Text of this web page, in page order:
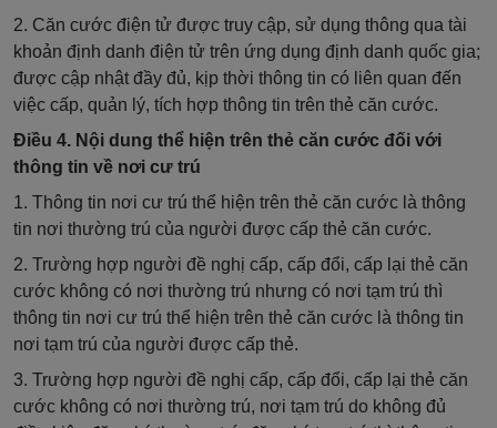
2. Căn cước điện tử được truy cập, sử dụng thông qua tài
khoản định danh điện tử trên ứng dụng định danh quốc gia;
được cập nhật đầy đủ, kịp thời thông tin có liên quan đến
việc cấp, quản lý, tích hợp thông tin trên thẻ căn cước.
Điều 4. Nội dung thể hiện trên thẻ căn cước đối với
thông tin về nơi cư trú
1. Thông tin nơi cư trú thể hiện trên thẻ căn cước là thông
tin nơi thường trú của người được cấp thẻ căn cước.
2. Trường hợp người đề nghị cấp, cấp đổi, cấp lại thẻ căn
cước không có nơi thường trú nhưng có nơi tạm trú thì
thông tin nơi cư trú thể hiện trên thẻ căn cước là thông tin
nơi tạm trú của người được cấp thẻ.
3. Trường hợp người đề nghị cấp, cấp đổi, cấp lại thẻ căn
cước không có nơi thường trú, nơi tạm trú do không đủ